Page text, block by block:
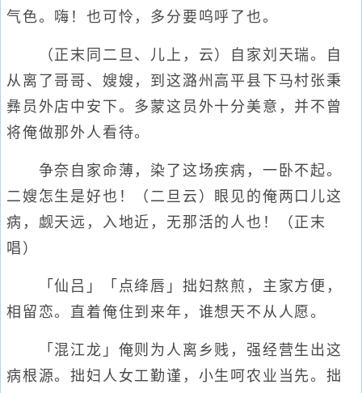
气色。嗨！也可怜，多分要呜呼了也。
（正末同二旦、儿上，云）自家刘天瑞。自
从离了哥哥、嫂嫂，到这潞州高平县下马村张秉
彝员外店中安下。多蒙这员外十分美意，并不曾
将俺做那外人看待。
争奈自家命薄，染了这场疾病，一卧不起。
二嫂怎生是好也！（二旦云）眼见的俺两口儿这
病，觑天远，入地近，无那活的人也！（正末
唱）
「仙吕」「点绛唇」拙妇熬煎，主家方便，
相留恋。直着俺住到来年，谁想天不从人愿。
「混江龙」俺则为人离乡贱，强经营生出这
病根源。拙妇人女工勤谨，小生呵农业当先。拙